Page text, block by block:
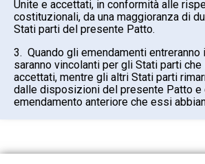
Unite e accettati, in conformità alle
costituzionali, da una maggioranza di
Stati parti del presente Patto.
3. Quando gli emendamenti
saranno vincolanti per gli Stati parti che
accettati, mentre gli altri Stati parti
dalle disposizioni del presente Patto e
emendamento anteriore che essi